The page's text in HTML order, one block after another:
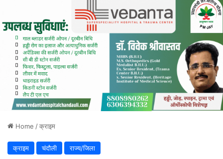
Home /क्राइम
क्राइम चंदौली राज्य/जिला